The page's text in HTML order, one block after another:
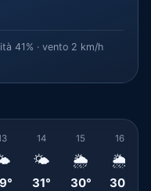
41% · vento 2 km/h
14
🌤️
31°
15
🌦️
30°
16
🌦️
30°